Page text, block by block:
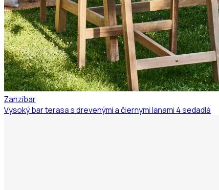
Zanzíbar
Vysoký bar terasa s drevenými a čiernymi lanami 4 sedadlá